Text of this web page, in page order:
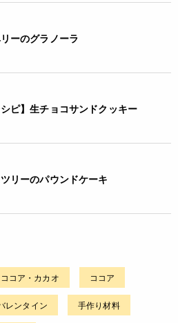
ーのグラノーラ
シピ】生チョコサンドクッキー
リーのパウンドケーキ
ココア・カカオ ココア
レンタイン 手作り材料